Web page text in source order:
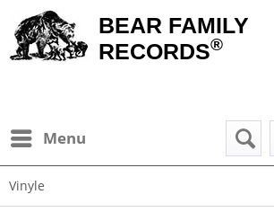
BEAR FAMILY
RECORDS®
Menu
Vinyle